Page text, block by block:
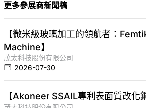
更多參展商新聞稿
【微米級玻璃加工的領航者：
Machine】
茂太科技股份有限公司
2026-07-30
【Akoneer SSAIL專利表面質改化